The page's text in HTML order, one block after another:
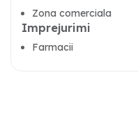
Zona comerciala
Imprejurimi
Farmacii